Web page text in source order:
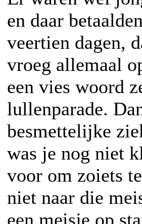
en daar
veertien dagen,
vroeg allemaal
een vies woord
lullenparade.
besmettelijke
was je nog niet
voor om zoiets
niet naar die
een meisje op